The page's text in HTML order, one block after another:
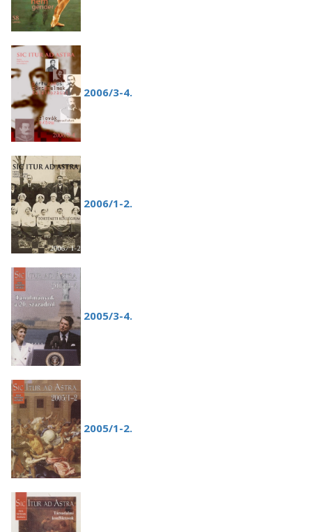
2006/3-4.
2006/1-2.
2005/3-4.
2005/1-2.